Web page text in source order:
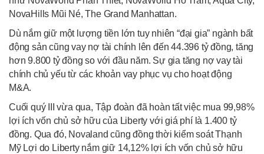
NovaHills Mũi Né, The Grand Manhattan.
Dù nắm giữ một lượng tiền lớn tuy nhiên “đại gia” ngành bất
động sản cũng vay nợ tài chính lên đến 44.396 tỷ đồng, tăng
hơn 9.800 tỷ đồng so với đầu năm. Sự gia tăng nợ vay tài
chính chủ yếu từ các khoản vay phục vụ cho hoạt động
M&A.
Cuối quý III vừa qua, Tập đoàn đã hoàn tất việc mua 99,98%
lợi ích vốn chủ sở hữu của Liberty với giá phí là 1.400 tỷ
đồng. Qua đó, Novaland cũng đồng thời kiểm soát Thạnh
Mỹ Lợi do Liberty nắm giữ 14,12% lợi ích vốn chủ sở hữu